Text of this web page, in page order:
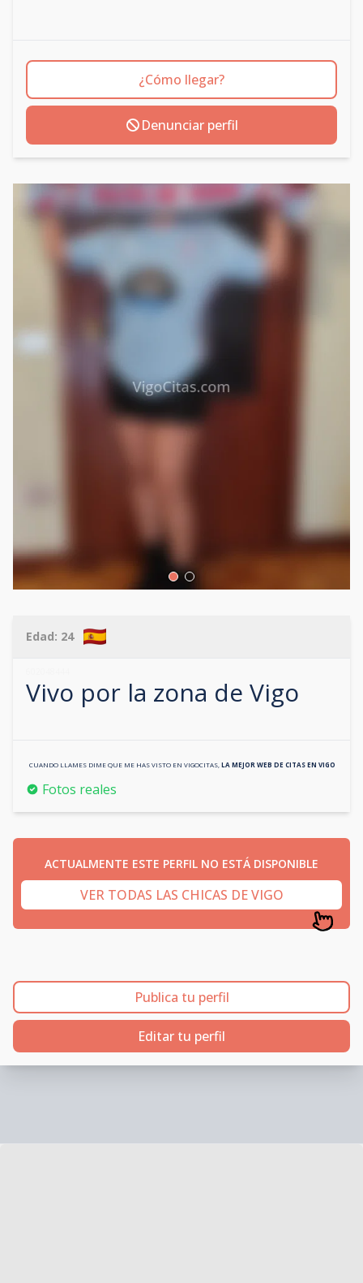
¿Cómo llegar?
Denunciar perfil
Edad: 24
Vivo por la zona de Vigo
CUANDO LLAMES DIME QUE ME HAS VISTO EN VIGOCITAS LA MEJOR WEB DE CITAS EN VIGO
Fotos reales
ACTUALMENTE ESTE PERFIL NO ESTÁ DISPONIBLE
VER TODAS LAS CHICAS DE VIGO
Publica tu perfil
Editar tu perfil